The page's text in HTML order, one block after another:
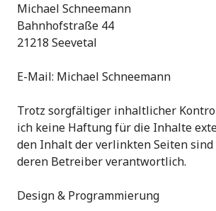
Michael Schneemann
Bahnhofstraße 44
21218 Seevetal
E-Mail: Michael Schneemann
Trotz sorgfältiger inhaltlicher
ich keine Haftung für die Inhalte
den Inhalt der verlinkten Seiten
deren Betreiber verantwortlich.
Design & Programmierung